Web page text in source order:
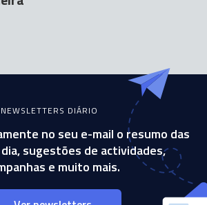
NEWSLETTERS DIÁRIO
no seu e-mail o resumo das
sugestões de actividades,
e muito mais.